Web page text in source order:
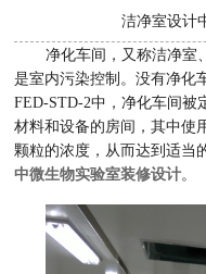
洁净室设计
净化车间，又称洁净室
是室内污染控制。没有净化
FED-STD-2中，净化车间被
材料和设备的房间，其中使
颗粒的浓度，从而达到适当
中微生物实验室装修设计。